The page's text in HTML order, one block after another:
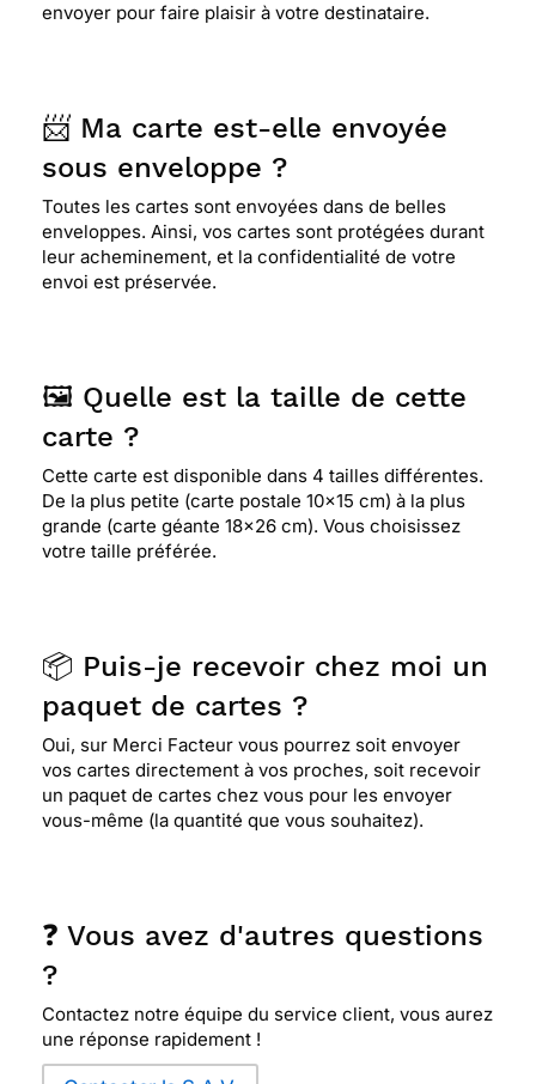
⭐⭐⭐⭐ Le 25/08/2018 : carte Originale!
⭐⭐⭐⭐
Le 01/01/2018 : Cette carte correspond à
la personnalité d'une amie d'enfance qui va avoir
60 ans donc j'ai choisi celle-ci pour lui souhaiter
son anniversaire
⭐⭐⭐⭐
Le 26/07/2017 : Je trouve que cette carte
est originale
⭐⭐⭐⭐ Le 16/02/2017 : Originale et adaptee
pour les 60 ans d'un membre de la famille, toutes
ces qualités l'illustre parfaitement!
⭐⭐⭐⭐
Le 04/05/2016 : Une carte avec Que de
bons conseils
⭐⭐⭐⭐
⭐⭐⭐⭐
Le 04/09/2015 : Elle est jolie et
envoyer pour faire plaisir à votre destinataire.
📨 Ma carte est-elle envoyée
sous enveloppe ?
Toutes les cartes sont envoyées dans de belles
enveloppes. Ainsi, vos cartes sont protégées durant
leur acheminement, et la confidentialité de votre
envoi est préservée.
🖼️ Quelle est la taille de cette
carte ?
Cette carte est disponible dans 4 tailles différentes.
De la plus petite (carte postale 10x15 cm) à la plus
grande (carte géante 18x26 cm). Vous choisissez
votre taille préférée.
📦 Puis-je recevoir chez moi un
paquet de cartes ?
Oui, sur Merci Facteur vous pourrez soit envoyer
vos cartes directement à vos proches, soit recevoir
un paquet de cartes chez vous pour les envoyer
vous-même (la quantité que vous souhaitez).
❓ Vous avez d'autres questions
?
Contactez notre équipe du service client, vous aurez
une réponse rapidement !